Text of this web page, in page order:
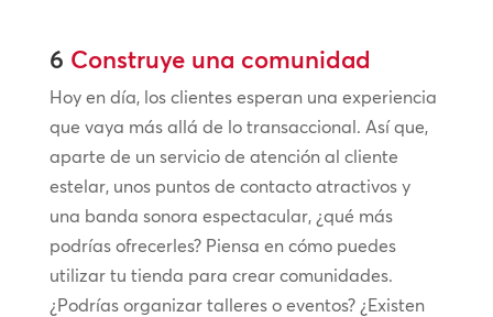
6 Construye una comunidad
Hoy en día, los clientes esperan una experiencia
que vaya más allá de lo transaccional. Así que,
aparte de un servicio de atención al cliente
estelar, unos puntos de contacto atractivos y
una banda sonora espectacular, ¿qué más
podrías ofrecerles? Piensa en cómo puedes
utilizar tu tienda para crear comunidades.
¿Podrías organizar talleres o eventos? ¿Existen